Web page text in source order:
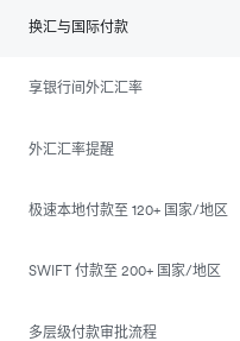
换汇与国际付款
享银行间外汇汇率
外汇汇率提醒
极速本地付款至 120+ 国家/地区
SWIFT 付款至 200+ 国家/地区
多层级付款审批流程